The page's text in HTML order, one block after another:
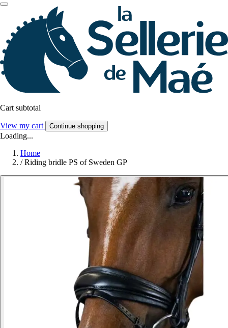
Cart subtotal
View my cart Continue shopping
Loading...
Home
/ Riding bridle PS of Sweden GP